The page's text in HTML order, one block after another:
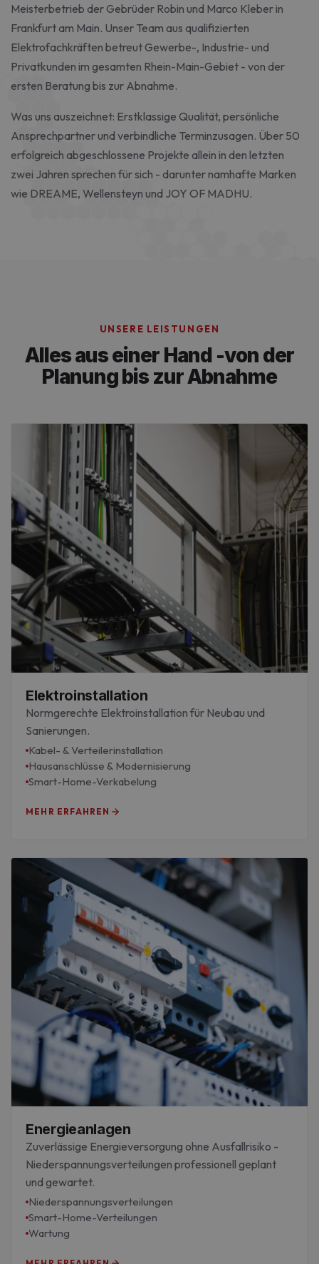
Meisterbetrieb der Gebrüder Robin und Marco Kleber in
Frankfurt am Main. Unser Team aus qualifizierten
Elektrofachkräften betreut Gewerbe-, Industrie- und
Privatkunden im gesamten Rhein-Main-Gebiet - von der
ersten Beratung bis zur Abnahme.
Was uns auszeichnet: Erstklassige Qualität, persönliche
Ansprechpartner und verbindliche Terminzusagen. Über 50
erfolgreich abgeschlossene Projekte allein in den letzten
zwei Jahren sprechen für sich - darunter namhafte Marken
wie DREAME, Wellensteyn und JOY OF MADHU.
UNSERE LEISTUNGEN
Alles aus einer Hand -von der
Planung bis zur Abnahme
Elektroinstallation
Normgerechte Elektroinstallation für Neubau und
Sanierungen.
Kabel- & Verteilerinstallation
Hausanschlüsse & Modernisierung
Smart-Home-Verkabelung
MEHR ERFAHREN
Energieanlagen
Zuverlässige Energieversorgung ohne Ausfallrisiko -
Niederspannungsverteilungen professionell geplant
und gewartet.
Niederspannungsverteilungen
Smart-Home-Verteilungen
Wartung